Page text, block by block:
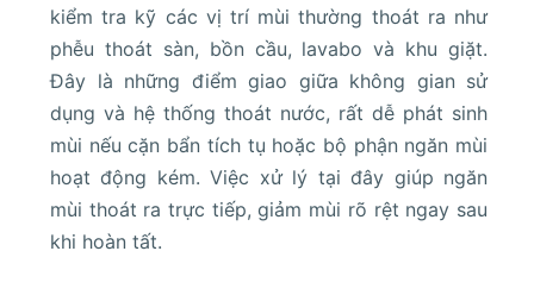
kiểm tra kỹ các vị trí mùi thường thoát ra như
phễu thoát sàn, bồn cầu, lavabo và khu giặt.
Đây là những điểm giao giữa không gian sử
dụng và hệ thống thoát nước, rất dễ phát sinh
mùi nếu cặn bẩn tích tụ hoặc bộ phận ngăn mùi
hoạt động kém. Việc xử lý tại đây giúp ngăn
mùi thoát ra trực tiếp, giảm mùi rõ rệt ngay sau
khi hoàn tất.